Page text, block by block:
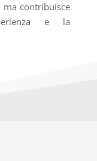
ma contribuisce
e la